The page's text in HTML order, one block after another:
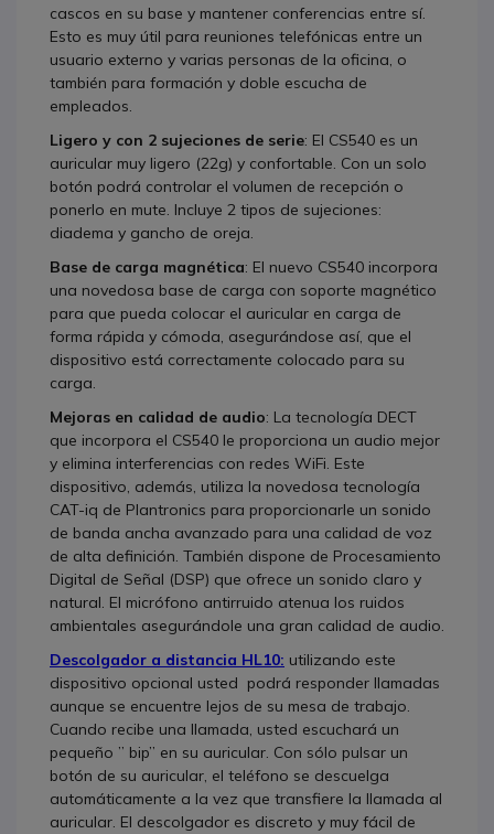
cascos en su base y mantener conferencias entre sí.
Esto es muy útil para reuniones telefónicas entre un
usuario externo y varias personas de la oficina, o
también para formación y doble escucha de
empleados.
Ligero y con 2 sujeciones de serie: El CS540 es un
auricular muy ligero (22g) y confortable. Con un solo
botón podrá controlar el volumen de recepción o
ponerlo en mute. Incluye 2 tipos de sujeciones:
diadema y gancho de oreja.
Base de carga magnética: El nuevo CS540 incorpora
una novedosa base de carga con soporte magnético
para que pueda colocar el auricular en carga de
forma rápida y cómoda, asegurándose así, que el
dispositivo está correctamente colocado para su
carga.
Mejoras en calidad de audio: La tecnología DECT
que incorpora el CS540 le proporciona un audio mejor
y elimina interferencias con redes WiFi. Este
dispositivo, además, utiliza la novedosa tecnología
CAT-iq de Plantronics para proporcionarle un sonido
de banda ancha avanzado para una calidad de voz
de alta definición. También dispone de Procesamiento
Digital de Señal (DSP) que ofrece un sonido claro y
natural. El micrófono antirruido atenua los ruidos
ambientales asegurándole una gran calidad de audio.
Descolgador a distancia HL10: utilizando este
dispositivo opcional usted podrá responder llamadas
aunque se encuentre lejos de su mesa de trabajo.
Cuando recibe una llamada, usted escuchará un
pequeño ” bip” en su auricular. Con sólo pulsar un
botón de su auricular, el teléfono se descuelga
automáticamente a la vez que transfiere la llamada al
auricular. El descolgador es discreto y muy fácil de